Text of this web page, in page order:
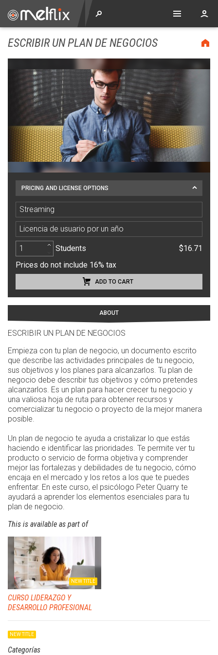
ESCRIBIR UN PLAN DE NEGOCIOS
PRICING AND LICENSE OPTIONS
Streaming
Licencia de usuario por un año
Students
$16.71
Prices do not include 16% tax
ADD TO CART
ABOUT
ESCRIBIR UN PLAN DE NEGOCIOS
Empieza con tu plan de negocio, un documento escrito
que describe las actividades principales de tu negocio,
sus objetivos y los planes para alcanzarlos. Tu plan de
negocio debe describir tus objetivos y cómo pretendes
alcanzarlos. Es un plan para hacer crecer tu negocio y
una valiosa hoja de ruta para obtener recursos y
comercializar tu negocio o proyecto de la mejor manera
posible.
Un plan de negocio te ayuda a cristalizar lo que estás
haciendo e identificar las prioridades. Te permite ver tu
producto o servicio de forma objetiva y comprender
mejor las fortalezas y debilidades de tu negocio, cómo
encaja en el mercado y los retos a los que te puedes
enfrentar. En este curso, el psicólogo Peter Quarry te
ayudará a aprender los elementos esenciales para tu
plan de negocio.
This is available as part of
CURSO LIDERAZGO Y
DESARROLLO PROFESIONAL
NEW TITLE
NEW TITLE
Categorías